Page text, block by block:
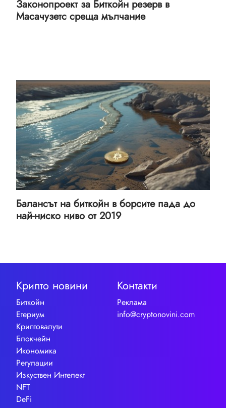
Законопроект за Биткойн резерв в
Масачузетс среща мълчание
Балансът на биткойн в борсите пада до
най-ниско ниво от 2019
Крипто новини
Биткойн
Етериум
Криптовалути
Блокчейн
Икономика
Регулации
Изкуствен Интелект
NFT
DeFi
Контакти
Реклама
info@cryptonovini.com